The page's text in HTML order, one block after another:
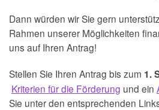
Dann würden wir Sie gern
Rahmen unserer Möglichkeiten
uns auf Ihren Antrag!
Stellen Sie Ihren Antrag bis zum 1.
Kriterien für die Förderung und ein
Sie unter den entsprechenden